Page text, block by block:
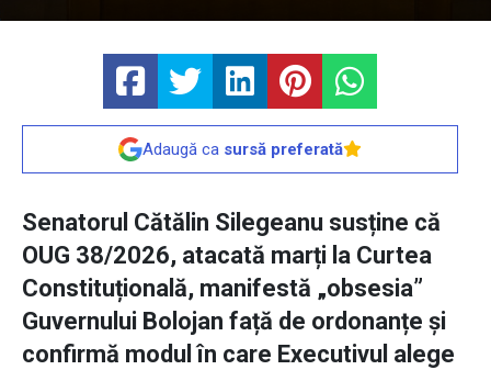
Adaugă ca sursă preferată
Senatorul Cătălin Silegeanu susține că
OUG 38/2026, atacată marți la Curtea
Constituțională, manifestă „obsesia”
Guvernului Bolojan față de ordonanțe și
confirmă modul în care Executivul alege